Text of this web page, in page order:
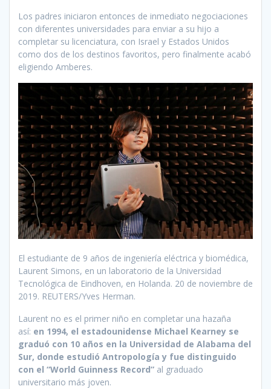
Los padres iniciaron entonces de inmediato negociaciones
con diferentes universidades para enviar a su hijo a
completar su licenciatura, con Israel y Estados Unidos
como dos de los destinos favoritos, pero finalmente acabó
eligiendo Amberes.
El estudiante de 9 años de ingeniería eléctrica y biomédica,
Laurent Simons, en un laboratorio de la Universidad
Tecnológica de Eindhoven, en Holanda. 20 de noviembre de
2019. REUTERS/Yves Herman.
Laurent no es el primer niño en completar una hazaña
así: en 1994, el estadounidense Michael Kearney se
graduó con 10 años en la Universidad de Alabama del
Sur, donde estudió Antropología y fue distinguido
con el “World Guinness Record” al graduado
universitario más joven.